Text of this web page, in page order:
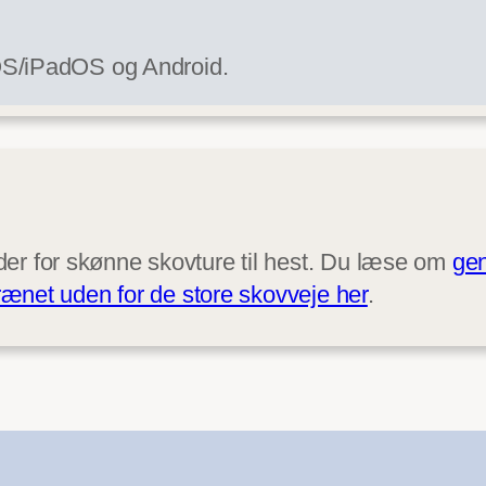
iPadOS og Android.
for skønne skovture til hest. Du læse om
uden for de store skovveje her.